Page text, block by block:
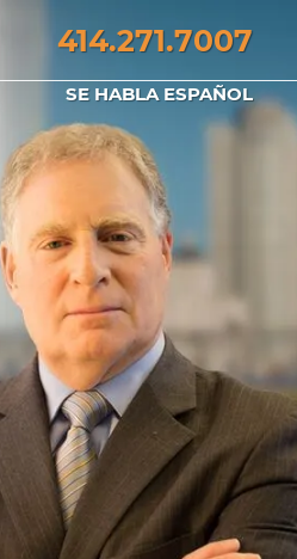
414.271.7007
SE HABLA ESPAÑOL